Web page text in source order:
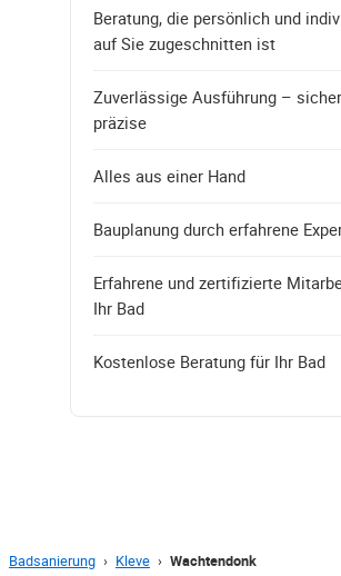
Beratung, die persönlich und
auf Sie zugeschnitten ist
Zuverlässige Ausführung –
präzise
Alles aus einer Hand
Bauplanung durch erfahrene
Erfahrene und zertifizierte
Ihr Bad
Kostenlose Beratung für Ihr Bad
Badsanierung › Kleve › Wachtendonk